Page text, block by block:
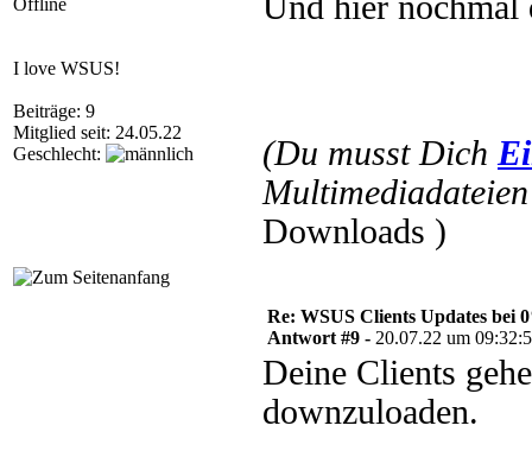
Offline
I love WSUS!
Beiträge: 9
Mitglied seit: 24.05.22
Geschlecht:
(Du musst Dich
Downloads )
Re: WSUS Clients Updates bei
Antwort #9 - 20.07.22 um
Deine Clients
downzuloaden.